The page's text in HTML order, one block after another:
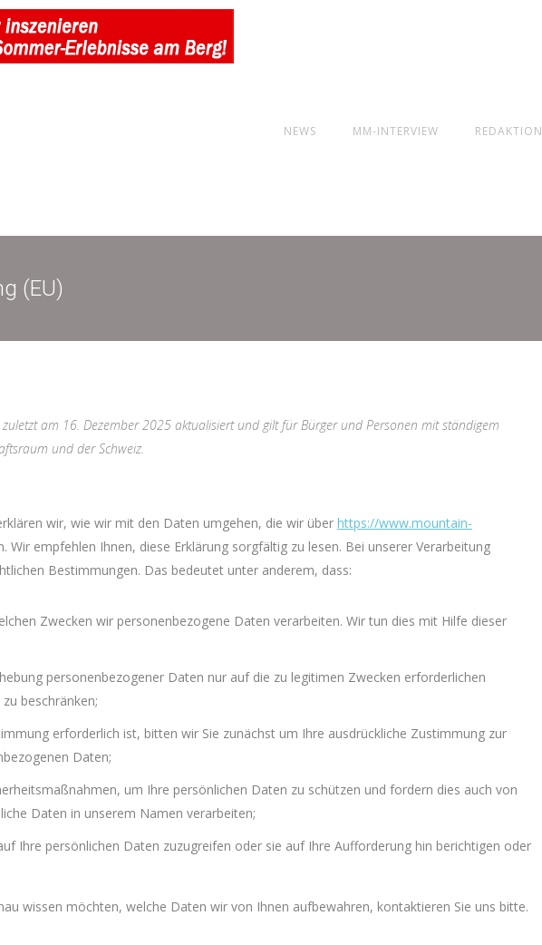
NEWS MM-INTERVIEW REDAKTION
(EU)
am 16. Dezember 2025 aktualisiert und gilt für Bürger und Personen mit ständigem
und der Schweiz.
wir, wie wir mit den Daten umgehen, die wir über https://www.mountain-
Wir empfehlen Ihnen, diese Erklärung sorgfältig zu lesen. Bei unserer Verarbeitung
Bestimmungen. Das bedeutet unter anderem, dass:
Zwecken wir personenbezogene Daten verarbeiten. Wir tun dies mit Hilfe dieser
personenbezogener Daten nur auf die zu legitimen Zwecken erforderlichen
beschränken;
erforderlich ist, bitten wir Sie zunächst um Ihre ausdrückliche Zustimmung zur
Daten;
um Ihre persönlichen Daten zu schützen und fordern dies auch von
Daten in unserem Namen verarbeiten;
Ihre persönlichen Daten zuzugreifen oder sie auf Ihre Aufforderung hin berichtigen oder
wissen möchten, welche Daten wir von Ihnen aufbewahren, kontaktieren Sie uns bitte.